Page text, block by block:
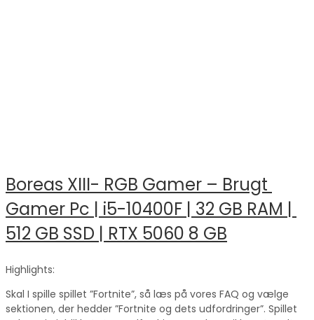
Boreas XIII- RGB Gamer – Brugt
Gamer Pc | i5-10400F | 32 GB RAM |
512 GB SSD | RTX 5060 8 GB
Highlights:
Skal I spille spillet ”Fortnite”, så læs på vores FAQ og vælge
sektionen, der hedder ”Fortnite og dets udfordringer”. Spillet